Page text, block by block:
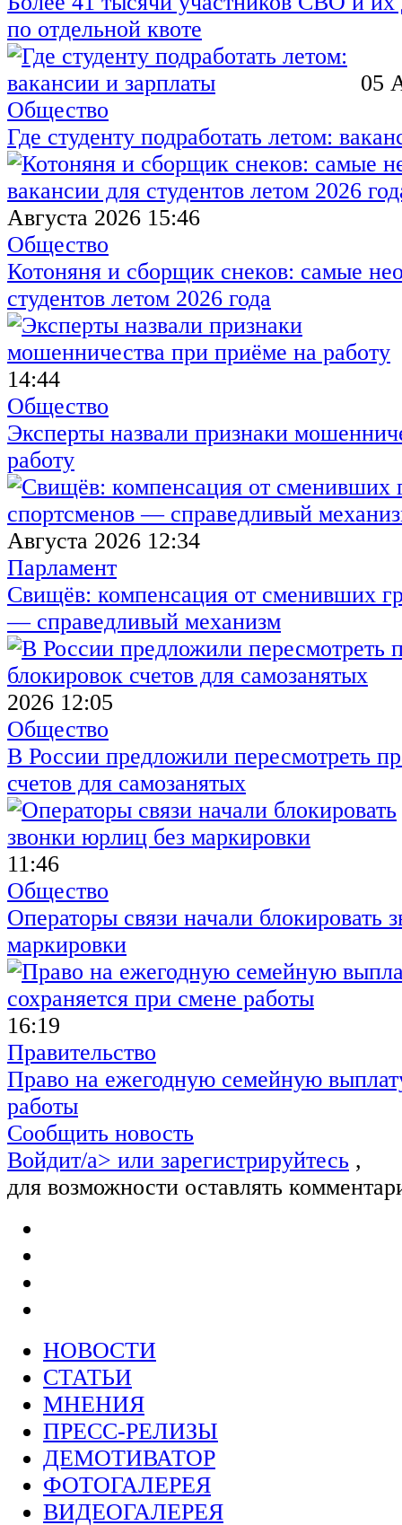
по отдельной квоте
05
Общество
Где студенту подработать летом:
Августа 2026 15:46
Общество
Котоняня и сборщик снеков: самые
студентов летом 2026 года
14:44
Общество
Эксперты назвали признаки
работу
Августа 2026 12:34
Парламент
Свищёв: компенсация от сменивших
— справедливый механизм
2026 12:05
Общество
В России предложили пересмотреть
счетов для самозанятых
11:46
Общество
Операторы связи начали блокировать
маркировки
16:19
Правительство
Право на ежегодную семейную
работы
Сообщить новость
Войдит/a> или зарегистрируйтесь ,
для возможности оставлять
НОВОСТИ
СТАТЬИ
МНЕНИЯ
ПРЕСС-РЕЛИЗЫ
ДЕМОТИВАТОР
ФОТОГАЛЕРЕЯ
ВИДЕОГАЛЕРЕЯ